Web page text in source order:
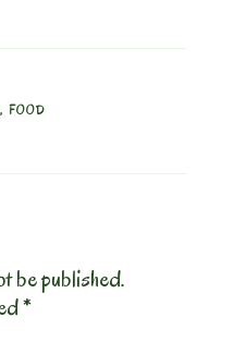
, FOOD
be published.
*